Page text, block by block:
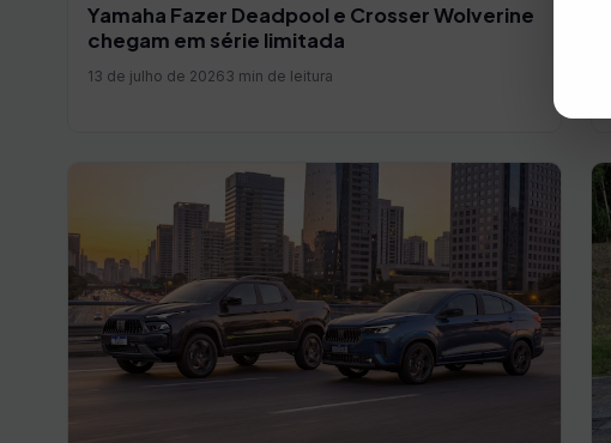
Yamaha Fazer Deadpool e Crosser Wolverine
chegam em série limitada
13 de julho de 20263 min de leitura